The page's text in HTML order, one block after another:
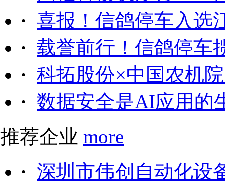
· 喜报！信鸽停车入选
· 载誉前行！信鸽停车
· 科拓股份×中国农机
· 数据安全是AI应用的
推荐企业 more
· 深圳市伟创自动化设